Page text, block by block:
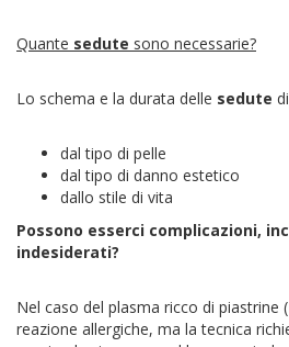
Quante sedute sono necessarie?
Lo schema e la durata delle sedute
dal tipo di pelle
dal tipo di danno estetico
dallo stile di vita
Possono esserci complicazioni,
indesiderati?
Nel caso del plasma ricco di piastrine
reazione allergiche, ma la tecnica